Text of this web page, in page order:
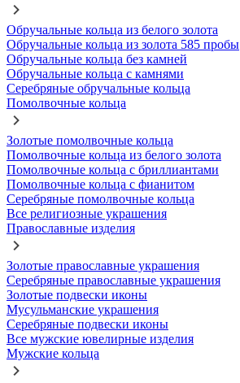
Обручальные кольца из белого золота
Обручальные кольца из золота 585 пробы
Обручальные кольца без камней
Обручальные кольца с камнями
Серебряные обручальные кольца
Помолвочные кольца
Золотые помолвочные кольца
Помолвочные кольца из белого золота
Помолвочные кольца с бриллиантами
Помолвочные кольца с фианитом
Серебряные помолвочные кольца
Все религиозные украшения
Православные изделия
Золотые православные украшения
Серебряные православные украшения
Золотые подвески иконы
Мусульманские украшения
Серебряные подвески иконы
Все мужские ювелирные изделия
Мужские кольца